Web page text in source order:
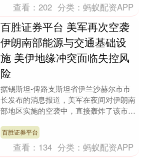
查看：202 分类：蚂蚁配资APP
百胜证券平台 美军再次空袭
伊朗南部能源与交通基础设
施 美伊地缘冲突面临失控风
险
据锡斯坦-俾路支斯坦省伊兰沙赫尔市市
长发布的消息报道，美军在夜间对伊朗南
部地区实施的空袭中，直接轰炸了该市的
施严重受损。据悉....
百胜证券平台
查看： 134 分类：蚂蚁配资APP